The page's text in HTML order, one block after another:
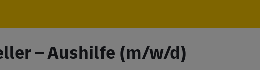
– Aushilfe (m/w/d)